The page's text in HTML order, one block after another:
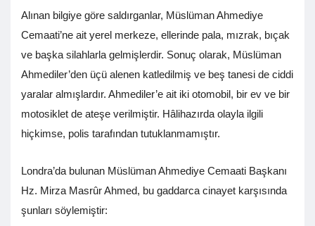
Alınan bilgiye göre saldırganlar, Müslüman Ahmediye
Cemaati’ne ait yerel merkeze, ellerinde pala, mızrak, bıçak
ve başka silahlarla gelmişlerdir. Sonuç olarak, Müslüman
Ahmediler’den üçü alenen katledilmiş ve beş tanesi de ciddi
yaralar almışlardır. Ahmediler’e ait iki otomobil, bir ev ve bir
motosiklet de ateşe verilmiştir. Hâlihazırda olayla ilgili
hiçkimse, polis tarafından tutuklanmamıştır.
Londra’da bulunan Müslüman Ahmediye Cemaati Başkanı
Hz. Mirza Masrûr Ahmed, bu gaddarca cinayet karşısında
şunları söylemiştir: